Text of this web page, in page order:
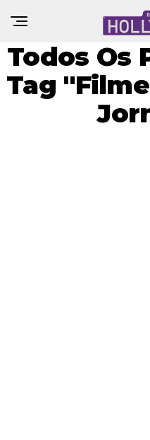
Todos Os
Tag